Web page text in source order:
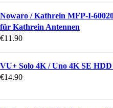
Nowaro / Kathrein MFP-I-
für Kathrein Antennen
€11.90
VU+ Solo 4K / Uno 4K SE
€14.90